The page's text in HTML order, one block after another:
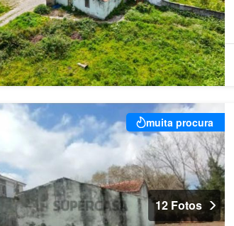
muita procura
12 Fotos